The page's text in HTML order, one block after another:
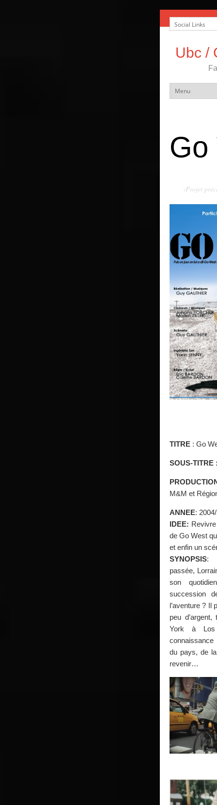
Ubc /
Go
‹Projet
TITRE : Go
SOUS-TITRE
M&M et
ANNEE:
IDEE:
de Go West
et enfin un
SYNOPSIS:
passée,
son
succession
l’aventure ? Il
peu
York à
du pays, de
revenir…